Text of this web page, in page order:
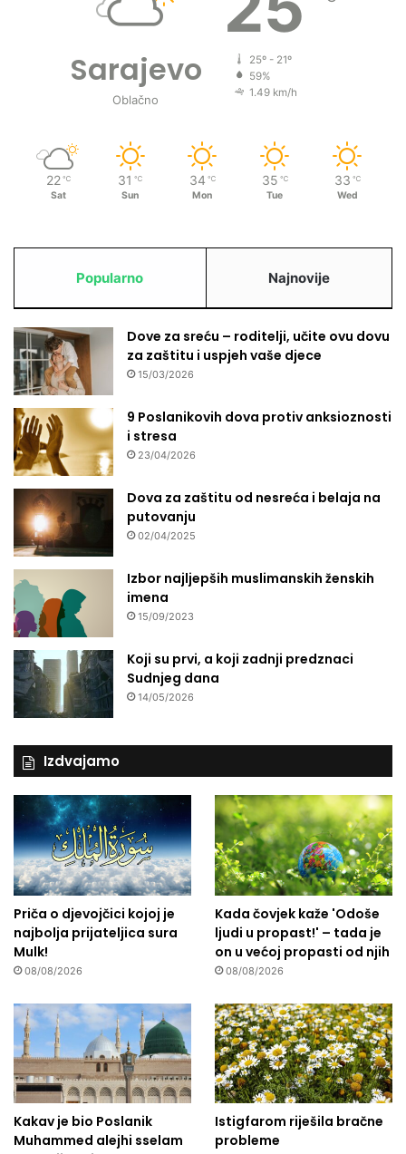
Sarajevo
Oblačno
25º - 21º
59%
1.49 km/h
22 ℃
Sat
31 ℃
Sun
34 ℃
Mon
35 ℃
Tue
33 ℃
Wed
Popularno Najnovije
Dove za sreću – roditelji, učite ovu dovu
za zaštitu i uspjeh vaše djece
15/03/2026
9 Poslanikovih dova protiv anksioznosti
i stresa
23/04/2026
Dova za zaštitu od nesreća i belaja na
putovanju
02/04/2025
Izbor najljepših muslimanskih ženskih
imena
15/09/2023
Koji su prvi, a koji zadnji predznaci
Sudnjeg dana
14/05/2026
Izdvajamo
Priča o djevojčici kojoj je
najbolja prijateljica sura
Mulk!
08/08/2026
Kada čovjek kaže 'Odoše
ljudi u propast!' – tada je
on u većoj propasti od njih
08/08/2026
Kakav je bio Poslanik
Muhammed alejhi sselam
Istigfarom riješila bračne
probleme